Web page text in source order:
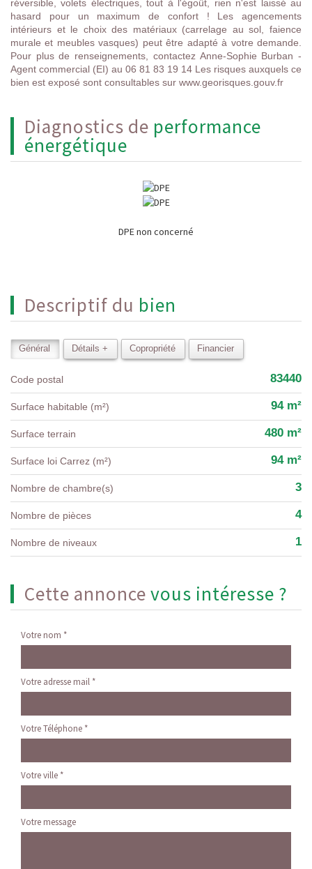
réversible, volets électriques, tout à l'égoût, rien n'est laissé au
hasard pour un maximum de confort ! Les agencements
intérieurs et le choix des matériaux (carrelage au sol, faience
murale et meubles vasques) peut être adapté à votre demande.
Pour plus de renseignements, contactez Anne-Sophie Burban -
Agent commercial (EI) au 06 81 83 19 14 Les risques auxquels ce
bien est exposé sont consultables sur www.georisques.gouv.fr
diagnostics de performance
énergétique
DPE non concerné
descriptif du bien
Général Détails + Copropriété Financier
Code postal 83440
Surface habitable (m²) 94 m²
surface terrain 480 m²
Surface loi Carrez (m²) 94 m²
Nombre de chambre(s) 3
Nombre de pièces 4
Nombre de niveaux 1
cette annonce vous intéresse ?
Votre nom *
Votre adresse mail *
Votre Téléphone *
Votre ville *
Votre message